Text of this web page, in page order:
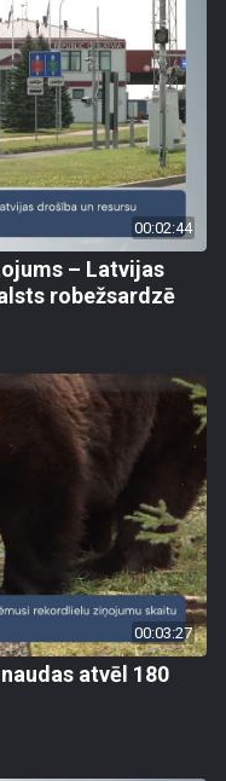
00:02:44
– Latvijas
robežsardzē
00:03:27
atvēl 180